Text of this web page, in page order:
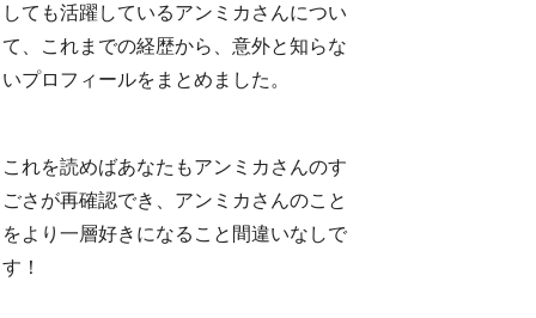
しても活躍しているアンミカさんについ
て、これまでの経歴から、意外と知らな
いプロフィールをまとめました。
これを読めばあなたもアンミカさんのす
ごさが再確認でき、アンミカさんのこと
をより一層好きになること間違いなしで
す！